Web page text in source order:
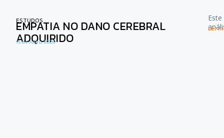
ESTUDOS
EMPATIA NO DANO CEREBRAL
ADQUIRIDO
15 de Julho, 2026
Ler